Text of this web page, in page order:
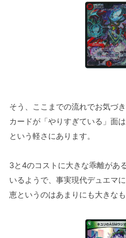
そう、ここまでの流れでお気づ
カードが「やりすぎている」面
という軽さにあります。
3と4のコストに大きな乖離があ
いるようで、事実現代デュエマ
恵というのはあまりにも大きなも